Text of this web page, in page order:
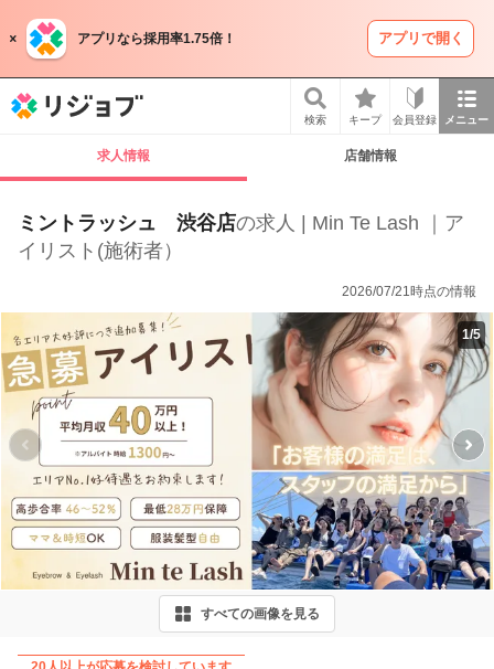
アプリなら採用率1.75倍！ アプリで開く
検索 キープ 会員登録 メニュー
求人情報 店舗情報
ミントラッシュ 渋谷店の求人 | Min Te Lash ｜ア
イリスト(施術者）
2026/07/21時点の情報
1/5
すべての画像を見る